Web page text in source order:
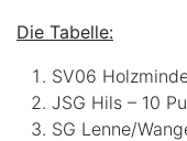
Die Tabelle:
SV06
JSG Hils – 10
SG Lenne/